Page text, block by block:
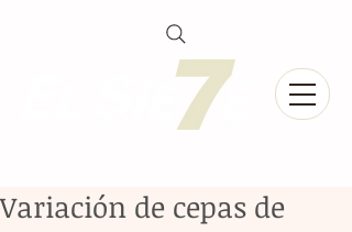
Variación de cepas de